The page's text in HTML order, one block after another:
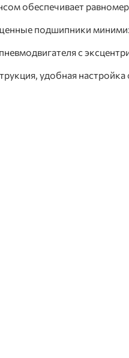
обеспечивает
подшипники
с
удобная